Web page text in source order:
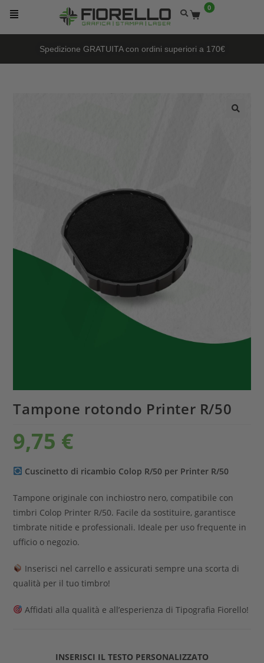
0
Scopri le nuove premiazioni del 2026
Tampone rotondo Printer R/50
9,75 €
Cuscinetto di ricambio Colop R/50 per Printer R/50
Tampone originale con inchiostro nero, compatibile con
timbri Colop Printer R/50. Facile da sostituire, garantisce
timbrate nitide e professionali. Ideale per uso frequente in
ufficio o negozio.
Inserisci nel carrello e assicurati sempre una scorta di
qualità per il tuo timbro!
Affidati alla qualità e all’esperienza di Tipografia Fiorello!
INSERISCI IL TESTO PERSONALIZZATO